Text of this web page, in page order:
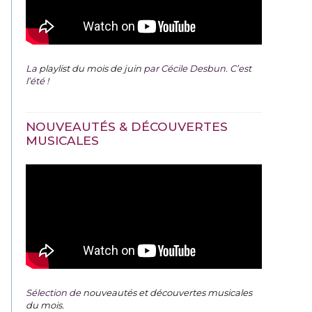
La playlist du mois de juin par Cécile Desbun. C’est
l’été !
NOUVEAUTÉS & DÉCOUVERTES
MUSICALES
Sélection denouveautés et découvertes musicales
du mois.